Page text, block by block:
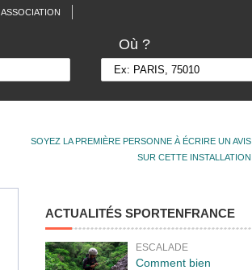
Où ?
SOYEZ LA PREMIÈRE PERSONNE À ÉCRIRE UN AVIS
SUR CETTE INSTALLATION
ACTUALITÉS SPORTENFRANCE
ESCALADE
Comment bien